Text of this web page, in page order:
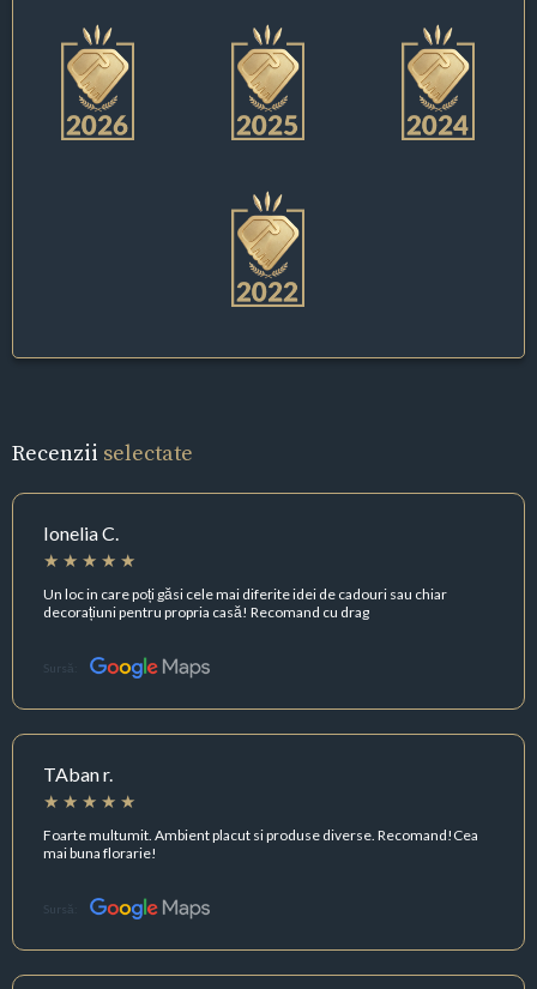
Recenzii selectate
Ionelia C.
Un loc in care poți găsi cele mai diferite idei de cadouri sau chiar
decorațiuni pentru propria casă! Recomand cu drag
Sursă:
TAban r.
Foarte multumit. Ambient placut si produse diverse. Recomand!Cea
mai buna florarie!
Sursă: